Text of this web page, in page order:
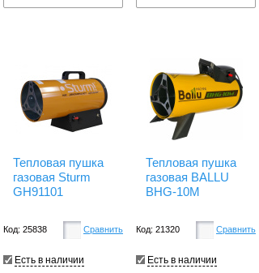
Тепловая пушка
газовая Sturm
GH91101
Код: 25838 Сравнить
Есть в наличии
Тепловая пушка
газовая BALLU
BHG-10M
Код: 21320 Сравнить
Есть в наличии